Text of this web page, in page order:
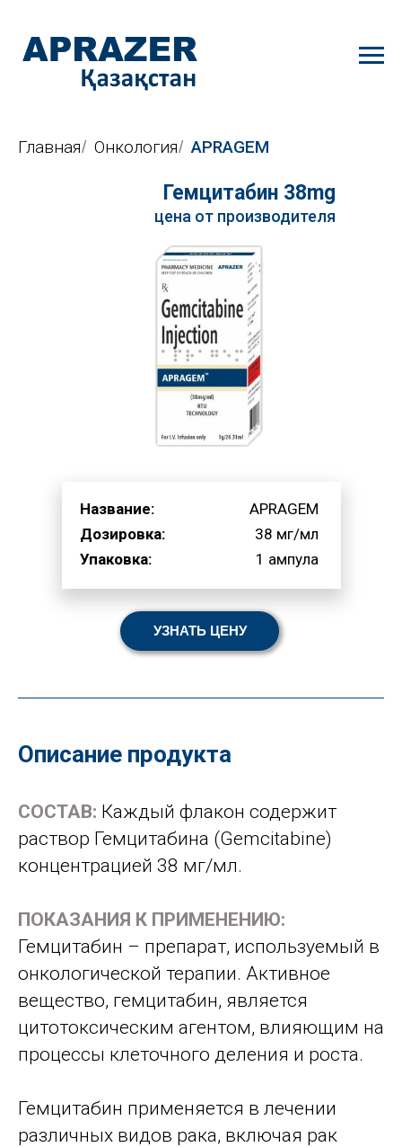
Главная/ Онкология/ APRAGEM
Гемцитабин 38mg
wtyf
цена от производителя
УЗНАТЬ ЦЕНУ
Название:
Дозировка:
Упаковка:
APRAGEM
38 мг/мл
1 ампула
Описание продукта
СОСТАВ: Каждый флакон содержит
раствор Гемцитабина (Gemcitabine)
концентрацией 38 мг/мл.
ПОКАЗАНИЯ К ПРИМЕНЕНИЮ:
Гемцитабин – препарат, используемый в
онкологической терапии. Активное
вещество, гемцитабин, является
цитотоксическим агентом, влияющим на
процессы клеточного деления и роста.
Гемцитабин применяется в лечении
различных видов рака, включая рак